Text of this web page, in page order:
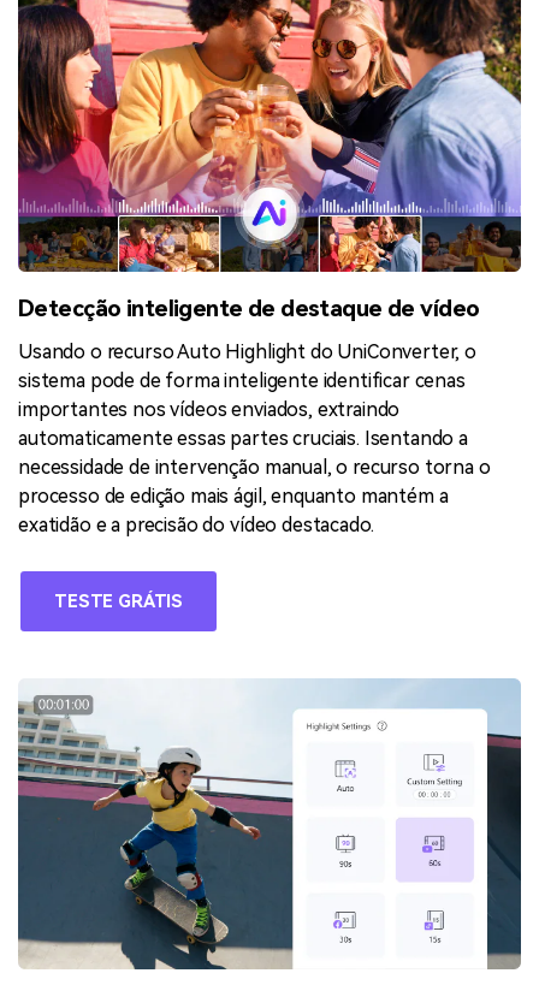
Detecção inteligente de destaque de vídeo
Usando o recurso Auto Highlight do UniConverter, o
sistema pode de forma inteligente identificar cenas
importantes nos vídeos enviados, extraindo
automaticamente essas partes cruciais. Isentando a
necessidade de intervenção manual, o recurso torna o
processo de edição mais ágil, enquanto mantém a
exatidão e a precisão do vídeo destacado.
TESTE GRÁTIS